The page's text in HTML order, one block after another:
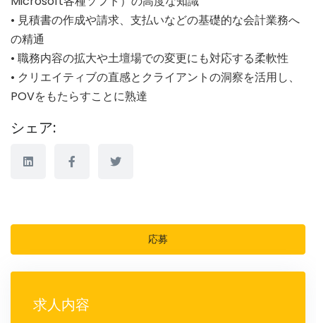
• 見積書の作成や請求、支払いなどの基礎的な会計業務へ
の精通
• 職務内容の拡大や土壇場での変更にも対応する柔軟性
• クリエイティブの直感とクライアントの洞察を活用し、
POVをもたらすことに熟達
シェア:
応募
求人内容